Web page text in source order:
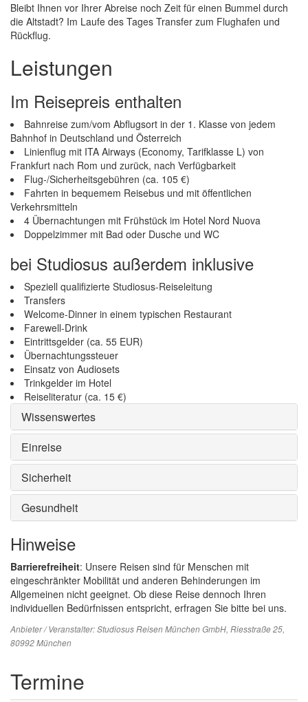
Bleibt Ihnen vor Ihrer Abreise noch Zeit für einen Bummel durch
die Altstadt? Im Laufe des Tages Transfer zum Flughafen und
Rückflug.
Leistungen
Im Reisepreis enthalten
Bahnreise zum/vom Abflugsort in der 1. Klasse von jedem
Bahnhof in Deutschland und Österreich
Linienflug mit ITA Airways (Economy, Tarifklasse L) von
Frankfurt nach Rom und zurück, nach Verfügbarkeit
Flug-/Sicherheitsgebühren (ca. 105 €)
Fahrten in bequemem Reisebus und mit öffentlichen
Verkehrsmitteln
4 Übernachtungen mit Frühstück im Hotel Nord Nuova
Doppelzimmer mit Bad oder Dusche und WC
bei Studiosus außerdem inklusive
Speziell qualifizierte Studiosus-Reiseleitung
Transfers
Welcome-Dinner in einem typischen Restaurant
Farewell-Drink
Eintrittsgelder (ca. 55 EUR)
Übernachtungssteuer
Einsatz von Audiosets
Trinkgelder im Hotel
Reiseliteratur (ca. 15 €)
Wissenswertes
Einreise
Sicherheit
Gesundheit
Hinweise
Barrierefreiheit: Unsere Reisen sind für Menschen mit
eingeschränkter Mobilität und anderen Behinderungen im
Allgemeinen nicht geeignet. Ob diese Reise dennoch Ihren
individuellen Bedürfnissen entspricht, erfragen Sie bitte bei uns.
Anbieter / Veranstalter:Studiosus Reisen München GmbH, Riesstraße 25,
80992 München
Termine